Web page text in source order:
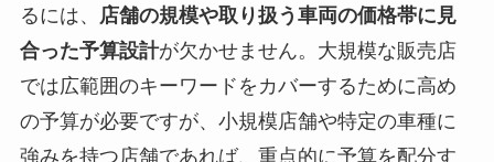
るには、 店舗の規模や取り扱う車両の価格帯に見
合った予算設計が欠かせません。大規模な販売店
では広範囲のキーワードをカバーするために高め
の予算が必要ですが、小規模店舗や特定の車種に
強みを持つ店舗であれば、重点的に予算を配分す